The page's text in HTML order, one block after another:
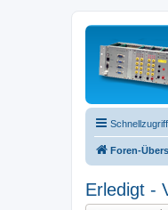
Schnellzugriff
Foren-
Erledigt -